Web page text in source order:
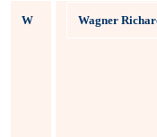
W
Wagner